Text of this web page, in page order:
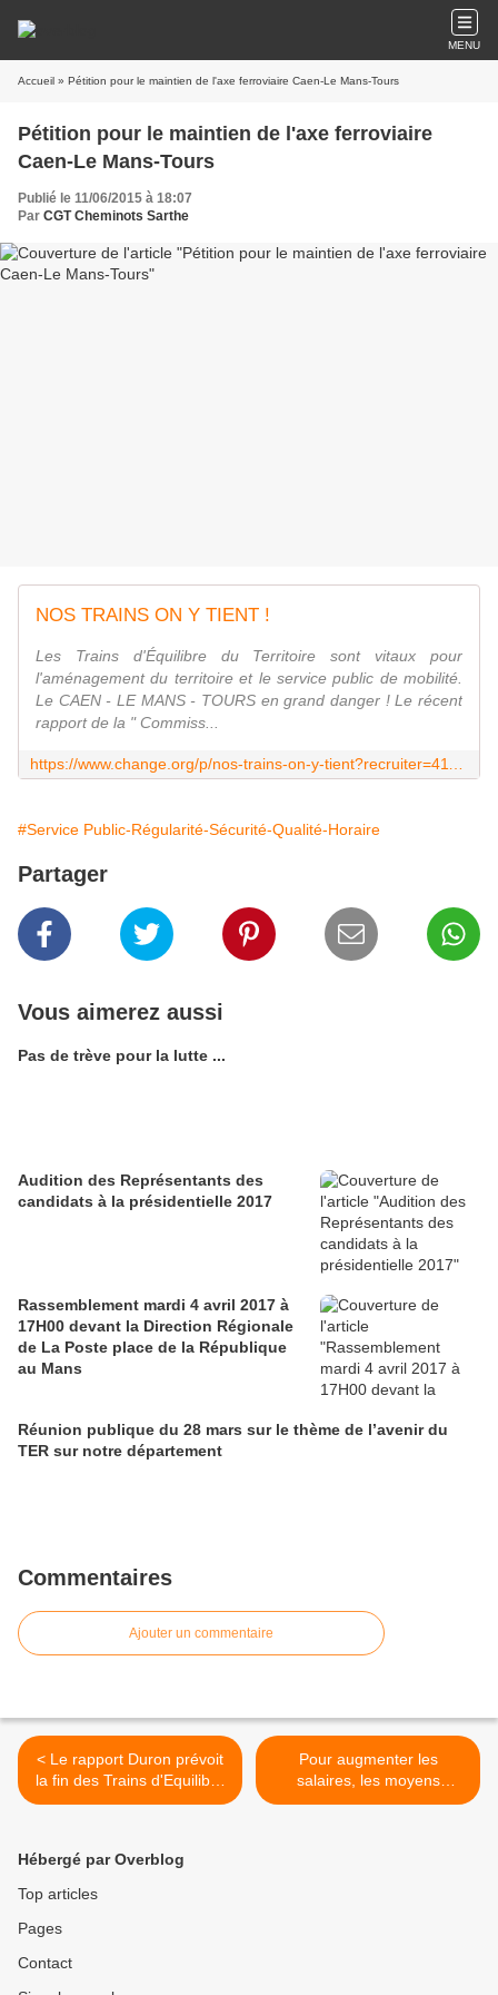
MENU
Accueil » Pétition pour le maintien de l'axe ferroviaire Caen-Le Mans-Tours
Pétition pour le maintien de l'axe ferroviaire
Caen-Le Mans-Tours
Publié le 11/06/2015 à 18:07
Par CGT Cheminots Sarthe
NOS TRAINS ON Y TIENT !
Les Trains d'Équilibre du Territoire sont vitaux pour
l'aménagement du territoire et le service public de mobilité.
Le CAEN - LE MANS - TOURS en grand danger ! Le récent
rapport de la " Commiss...
#Service Public-Régularité-Sécurité-Qualité-Horaire
Partager
Vous aimerez aussi
Pas de trève pour la lutte ...
Audition des Représentants des
candidats à la présidentielle 2017
Rassemblement mardi 4 avril 2017 à
17H00 devant la Direction Régionale
de La Poste place de la République
au Mans
Réunion publique du 28 mars sur le thème de l’avenir du
TER sur notre département
Commentaires
Ajouter un commentaire
< Le rapport Duron prévoit
la fin des Trains d'Equilibre
du Territoire (TET) et du
Pour augmenter les
salaires, les moyens
existent ! >
Hébergé par Overblog
Top articles
Pages
Contact